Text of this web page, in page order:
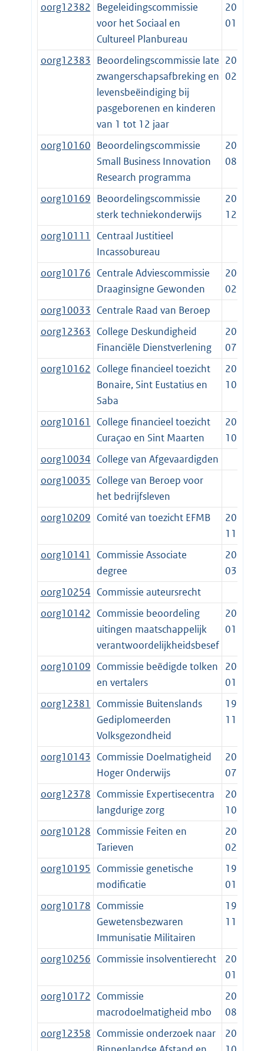
oorg12382 Begeleidingscommissie
voor het Sociaal en
Cultureel Planbureau
2013-
01-03
oorg12383 Beoordelingscommissie late
zwangerschapsafbreking en
levensbeëindiging bij
pasgeborenen en kinderen
van 1 tot 12 jaar
2016-
02-01
oorg10160 Beoordelingscommissie
Small Business Innovation
Research programma
2010-
08-12
oorg10169 Beoordelingscommissie
sterk techniekonderwijs
2018-
12-01
oorg10111
Centraal Justitieel
Incassobureau
oorg10176 Centrale Adviescommissie
Draaginsigne Gewonden
2007-
02-28
oorg10033 Centrale Raad van Beroep
oorg12363 College Deskundigheid
Financiële Dienstverlening
2014-
07-01
oorg10162 College financieel toezicht
Bonaire, Sint Eustatius en
Saba
2010-
10-10
oorg10161
College financieel toezicht
Curaçao en Sint Maarten
2010-
10-10
oorg10034 College van Afgevaardigden
oorg10035 College van Beroep voor
het bedrijfsleven
oorg10209 Comité van toezicht EFMB
2014-
11-05
oorg10141
Commissie Associate
degree
2009-
03-01
oorg10254 Commissie auteursrecht
oorg10142 Commissie beoordeling
uitingen maatschappelijk
verantwoordelijkheidsbesef
2018-
01-01
oorg10109 Commissie beëdigde tolken
en vertalers
2009-
01-01
oorg12381
Commissie Buitenslands
Gediplomeerden
Volksgezondheid
1995-
11-03
oorg10143 Commissie Doelmatigheid
Hoger Onderwijs
2009-
07-01
oorg12378 Commissie Expertisecentra
langdurige zorg
2019-
10-01
oorg10128 Commissie Feiten en
Tarieven
2013-
02-06
oorg10195 Commissie genetische
modificatie
1995-
01-01
oorg10178 Commissie
Gewetensbezwaren
Immunisatie Militairen
1953-
11-18
oorg10256 Commissie insolventierecht
2019-
01-01
oorg10172 Commissie
macrodoelmatigheid mbo
2015-
08-01
oorg12358 Commissie onderzoek naar
2022-